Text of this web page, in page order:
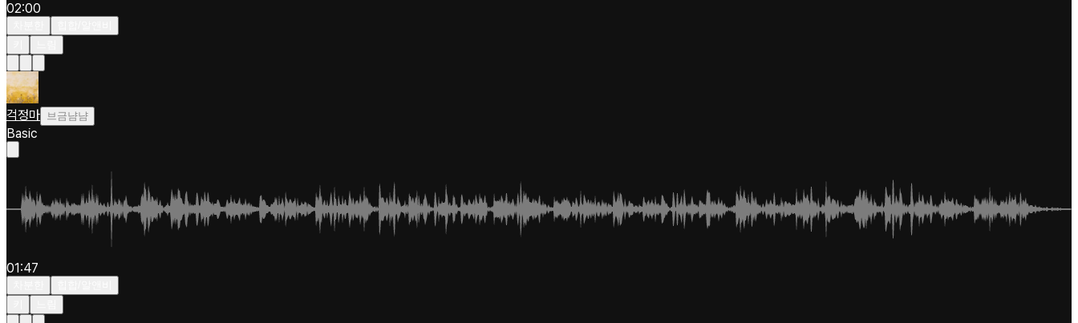
02:00
걱정마 브금냠냠
Basic
01:47